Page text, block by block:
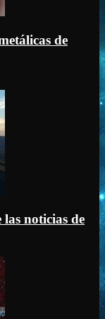
de
las noticias de